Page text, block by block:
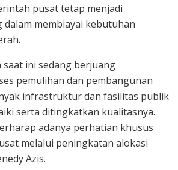
pusat tetap menjadi
membiayai kebutuhan
saat ini sedang berjuang
pemulihan dan pembangunan
infrastruktur dan fasilitas publik
serta ditingkatkan kualitasnya.
adanya perhatian khusus
melalui peningkatan alokasi
Azis.